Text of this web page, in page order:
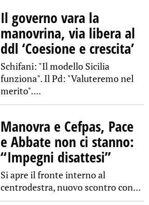
Il governo vara la
manovrina, via libera al
ddl ‘Coesione e crescita’
Schifani: "Il modello Sicilia
funziona". Il Pd: "Valuteremo nel
merito"....
Manovra e Cefpas, Pace
e Abbate non ci stanno:
“Impegni disattesi”
Si apre il fronte interno al
centrodestra, nuovo scontro con...